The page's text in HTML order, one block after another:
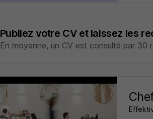
Publiez votre CV et laissez les
En moyenne, un CV est consulté par 30